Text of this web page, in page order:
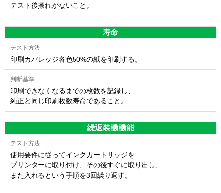
テスト後擦れがないこと。
寿命
印刷カバレッジ各色50%の紙を印刷する。
印刷できなくなるまでの枚数を記録し、
純正と同じ印刷枚数寿命であること。
繰返装機機能
使用要件に従ってインクカートリッジを
プリンターに取り付け、その後すぐに取り出し、
また入れるという手順を3回繰り返す。